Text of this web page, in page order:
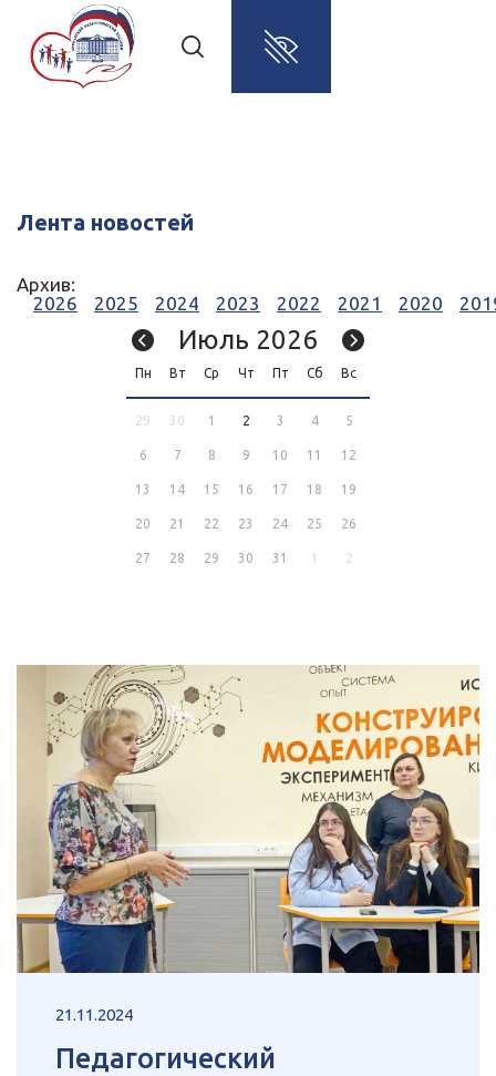
Лента новостей
Архив:
2026
2025 2024 2023 2022 2021 2020
Июль 2026
Пн Вт Ср Чт Пт Сб Вс
29 30 1 2 3 4 5
6 7 8 9 10 11 12
13 14 15 16 17 18 19
20 21 22 23 24 25 26
27 28 29 30 31 1 2
21.11.2024
Педагогический